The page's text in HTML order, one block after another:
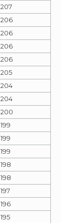
207
206
206
206
206
205
204
204
200
199
199
199
198
198
197
196
195